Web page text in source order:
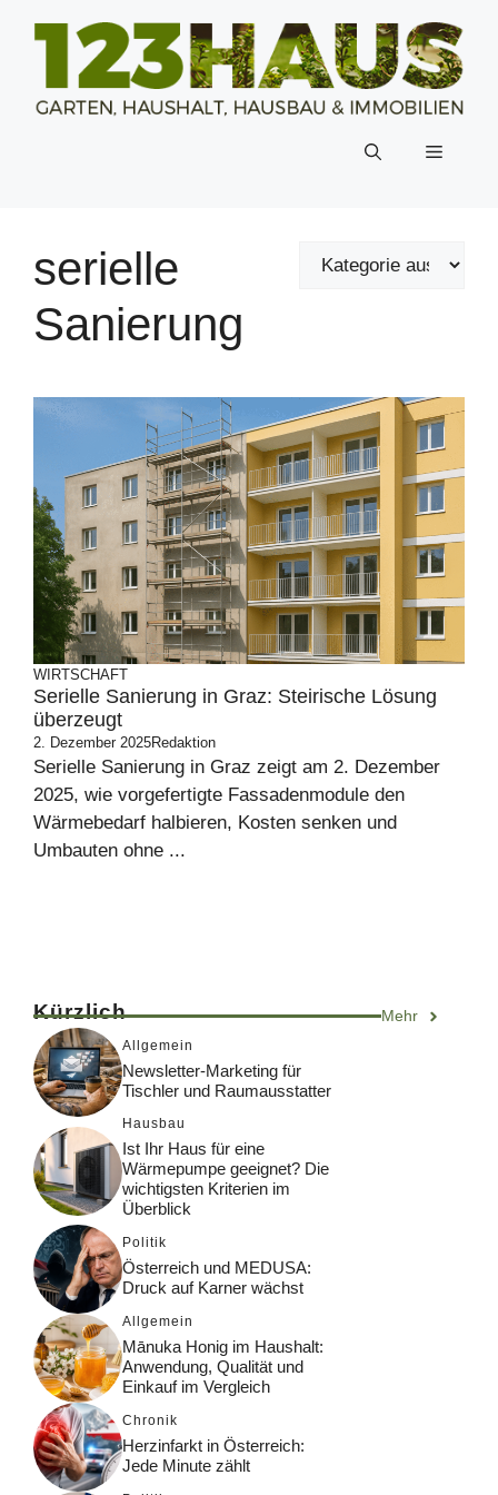
Inhalt
Menü
serielle
Sanierung
WIRTSCHAFT
Serielle Sanierung in Graz: Steirische Lösung
überzeugt
2. Dezember 2025Redaktion
Serielle Sanierung in Graz zeigt am 2. Dezember
2025, wie vorgefertigte Fassadenmodule den
Wärmebedarf halbieren, Kosten senken und
Umbauten ohne ...
Kürzlich Mehr
Allgemein
Newsletter-Marketing für
Tischler und Raumausstatter
Hausbau
Ist Ihr Haus für eine
Wärmepumpe geeignet? Die
wichtigsten Kriterien im
Überblick
Politik
Österreich und MEDUSA:
Druck auf Karner wächst
Allgemein
Mānuka Honig im Haushalt:
Anwendung, Qualität und
Einkauf im Vergleich
Chronik
Herzinfarkt in Österreich:
Jede Minute zählt